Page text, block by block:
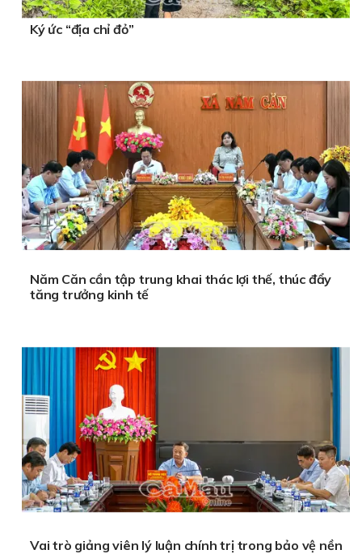
Ký ức “địa chỉ đỏ”
Năm Căn cần tập trung khai thác lợi thế, thúc đẩy
tăng trưởng kinh tế
Vai trò giảng viên lý luận chính trị trong bảo vệ nền